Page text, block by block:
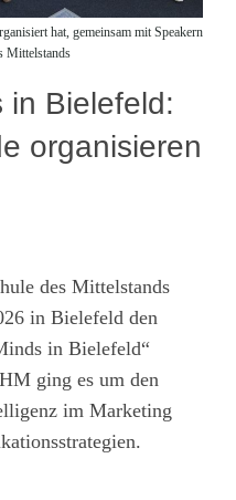
hat, gemeinsam mit Speakern
Mittelstands
in Bielefeld:
organisieren
des Mittelstands
in Bielefeld den
in Bielefeld“
ging es um den
im Marketing